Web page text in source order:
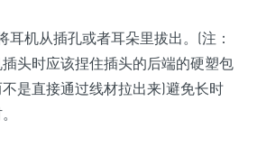
耳机从插孔或者耳朵里拔出。(注：
头时应该捏住插头的后端的硬塑包
是直接通过线材拉出来)避免长时